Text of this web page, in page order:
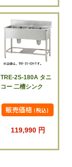
TRE-2S-180A タニ
コー 二槽シンク
119,990 円